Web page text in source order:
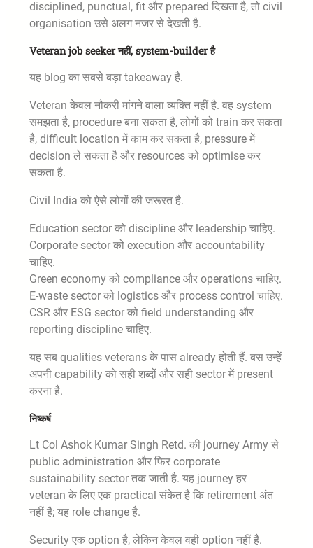
disciplined, punctual, fit और prepared दिखता है, तो civil
organisation उसे अलग नजर से देखती है.
Veteran job seeker नहीं, system-builder है
यह blog का सबसे बड़ा takeaway है.
Veteran केवल नौकरी मांगने वाला व्यक्ति नहीं है. वह system
समझता है, procedure बना सकता है, लोगों को train कर सकता
है, difficult location में काम कर सकता है, pressure में
decision ले सकता है और resources को optimise कर
सकता है.
Civil India को ऐसे लोगों की जरूरत है.
Education sector को discipline और leadership चाहिए.
Corporate sector को execution और accountability
चाहिए.
Green economy को compliance और operations चाहिए.
E-waste sector को logistics और process control चाहिए.
CSR और ESG sector को field understanding और
reporting discipline चाहिए.
यह सब qualities veterans के पास already होती हैं. बस उन्हें
अपनी capability को सही शब्दों और सही sector में present
करना है.
निष्कर्ष
Lt Col Ashok Kumar Singh Retd. की journey Army से
public administration और फिर corporate
sustainability sector तक जाती है. यह journey हर
veteran के लिए एक practical संकेत है कि retirement अंत
नहीं है; यह role change है.
Security एक option है, लेकिन केवल वही option नहीं है.